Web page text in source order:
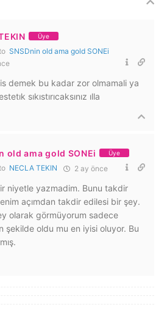
Üye
SNSDnin old ama gold SONEi
demek bu kadar zor olmamali ya
sıkıstırıcaksınız ılla
old ama gold SONEi Üye
NECLA TEKIN 2 ay önce
niyetle yazmadim. Bunu takdir
açımdan takdir edilesi bir şey.
olarak görmüyorum sadece
şekilde oldu mu en iyisi oluyor. Bu